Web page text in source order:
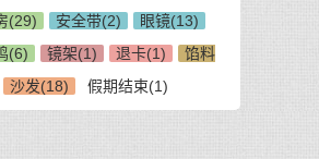
(29) 安全带(2)
眼镜(13)
(6) 镜架(1) 退卡(1)
馅料
沙发(18) 假期结束(1)